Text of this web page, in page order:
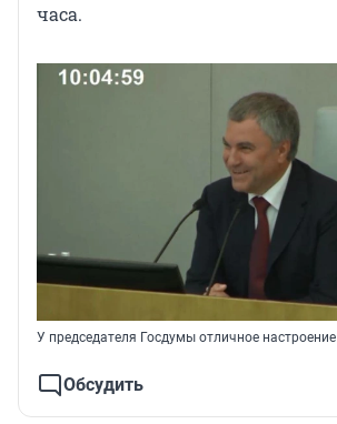
часа.
У председателя Госдумы отличное настроение
Обсудить